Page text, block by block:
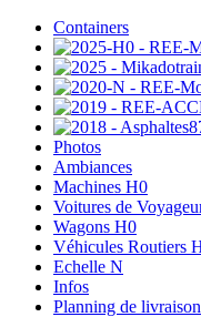
Containers
Photos
Ambiances
Machines H0
Voitures de
Wagons H0
Véhicules Routiers
Echelle N
Infos
Planning de livraison